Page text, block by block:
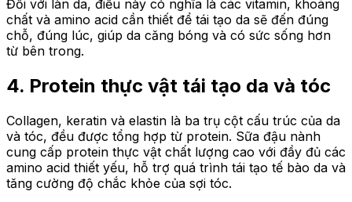
Đối với làn da, điều này có nghĩa là các vitamin, khoáng
chất và amino acid cần thiết để tái tạo da sẽ đến đúng
chỗ, đúng lúc, giúp da căng bóng và có sức sống hơn
từ bên trong.
4. Protein thực vật tái tạo da và tóc
Collagen, keratin và elastin là ba trụ cột cấu trúc của da
và tóc, đều được tổng hợp từ protein. Sữa đậu nành
cung cấp protein thực vật chất lượng cao với đầy đủ các
amino acid thiết yếu, hỗ trợ quá trình tái tạo tế bào da và
tăng cường độ chắc khỏe của sợi tóc.